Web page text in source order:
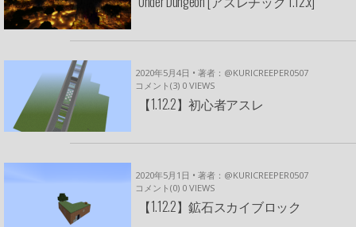
2020年5月4日 • 著者：@KURICREEPER0507
コメント(3) 0 VIEWS
【1.12.2】初心者アスレ
2020年5月1日 • 著者：@KURICREEPER0507
コメント(0) 0 VIEWS
【1.12.2】鉱石スカイブロック